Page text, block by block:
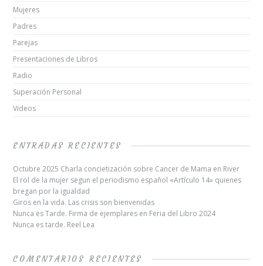
Mujeres
Padres
Parejas
Presentaciones de Libros
Radio
Superación Personal
Videos
ENTRADAS RECIENTES
Octubre 2025 Charla concietización sobre Cancer de Mama en River
El rol de la mujer segun el periodismo español «Artículo 14» quienes
bregan por la igualdad
Giros en la vida. Las crisis son bienvenidas
Nunca es Tarde. Firma de ejemplares en Feria del Libro 2024
Nunca es tarde. Reel Lea
COMENTARIOS RECIENTES